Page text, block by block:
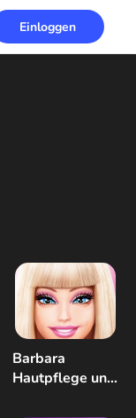
Einloggen
Barbara
Hautpflege und